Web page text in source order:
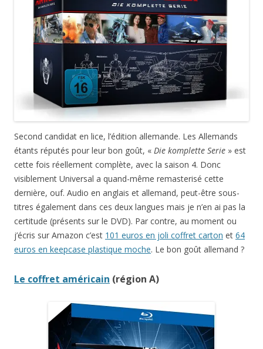
Second candidat en lice, l’édition allemande. Les Allemands
étants réputés pour leur bon goût, « Die komplette Serie » est
cette fois réellement complète, avec la saison 4. Donc
visiblement Universal a quand-même remasterisé cette
dernière, ouf. Audio en anglais et allemand, peut-être sous-
titres également dans ces deux langues mais je n’en ai pas la
certitude (présents sur le DVD). Par contre, au moment ou
j’écris sur Amazon c’est 101 euros en joli coffret carton et 64
euros en keepcase plastique moche. Le bon goût allemand ?
Le coffret américain (région A)